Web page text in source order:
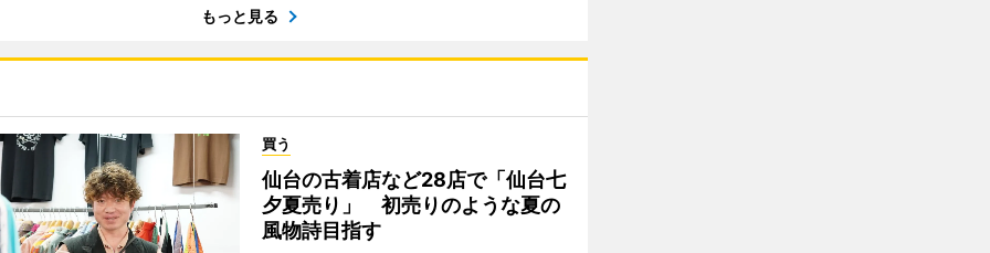
もっと見る
買う
仙台の古着店など28店で「仙台七
夕夏売り」 初売りのような夏の
風物詩目指す